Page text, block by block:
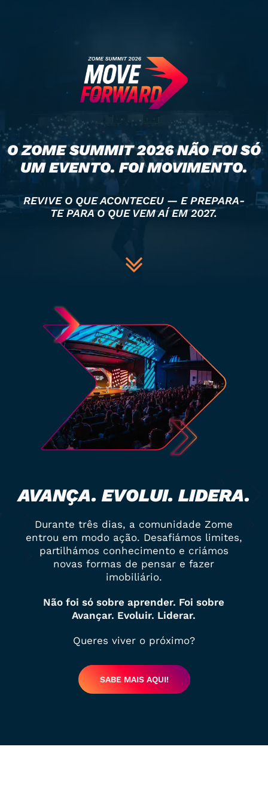
O ZOME SUMMIT 2026 NÃO FOI SÓ
UM EVENTO. FOI MOVIMENTO.
REVIVE O QUE ACONTECEU — E PREPARA-
TE PARA O QUE VEM AÍ EM 2027.
AVANÇA. EVOLUI. LIDERA.
Durante três dias, a comunidade Zome
entrou em modo ação. Desafiámos limites,
partilhámos conhecimento e criámos
novas formas de pensar e fazer
imobiliário.
Não foi só sobre aprender. Foi sobre
Avançar. Evoluir. Liderar.
Queres viver o próximo?
SABE MAIS AQUI!